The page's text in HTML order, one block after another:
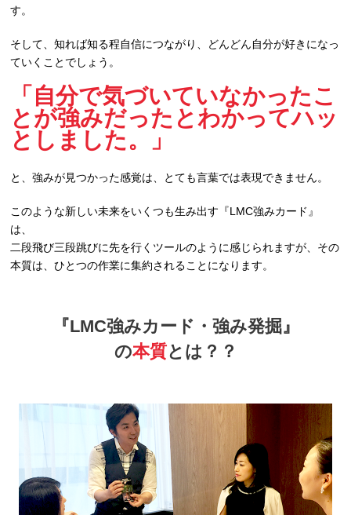
す。
そして、知れば知る程自信につながり、どんどん自分が好きになっ
ていくことでしょう。
「自分で気づいていなかったこ
とが強みだったとわかってハッ
としました。」
と、強みが見つかった感覚は、とても言葉では表現できません。
このような新しい未来をいくつも生み出す『LMC強みカード』
は、
二段飛び三段跳びに先を行くツールのように感じられますが、その
本質は、ひとつの作業に集約されることになります。
『LMC強みカード・強み発掘』
の本質とは？？